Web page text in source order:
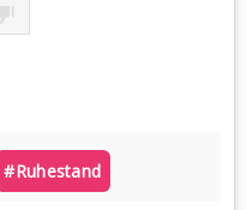
#ruhestand